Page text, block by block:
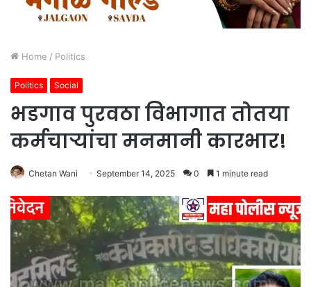
Home / Politics
Politics Social
भडगाव पुरवठा विभागात तोतया
कर्मचाऱ्यांचा मनमानी कारभार!
Chetan Wani September 14, 2025 0 1 minute read